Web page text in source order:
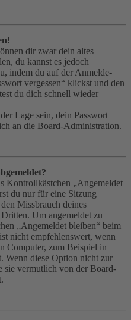
dir zwar dein altes
du kannst es jedoch
indem du auf der Anmelde-
vergessen“ klickst und den
du dich schnell wieder
Lage sein, dein Passwort
an die Board-Administration.
Kontrollkästchen „Angemeldet
du nur für eine Sitzung
Missbrauch deines
Um angemeldet zu
„Angemeldet bleiben“ beim
nicht empfehlenswert, wenn
Computer, zum Beispiel in
Wenn diese Option nicht zur
sie vermutlich von der Board-